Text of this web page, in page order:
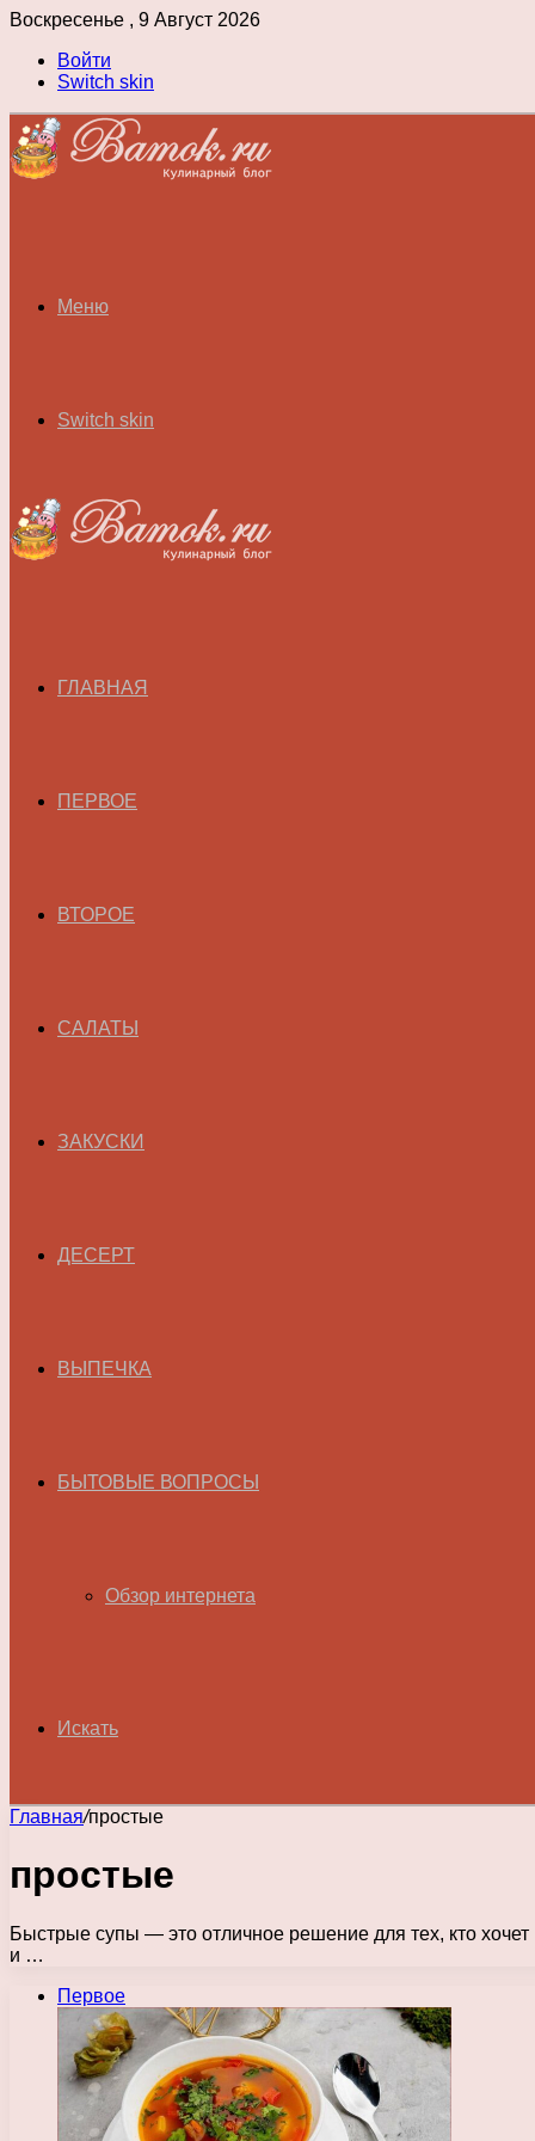
Воскресенье , 9 Август 2026
Войти
Switch skin
Меню
Switch skin
ГЛАВНАЯ
ПЕРВОЕ
ВТОРОЕ
САЛАТЫ
ЗАКУСКИ
ДЕСЕРТ
ВЫПЕЧКА
БЫТОВЫЕ ВОПРОСЫ
Обзор интернета
Искать
Главная/простые
простые
Быстрые супы — это отличное решение для тех, кто
и …
Первое